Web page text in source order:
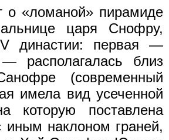
о «ломаной» пирамиде
царя Снофру,
династии: первая —
— располагалась близ
(современный
имела вид усеченной
которую поставлена
иным наклоном граней,